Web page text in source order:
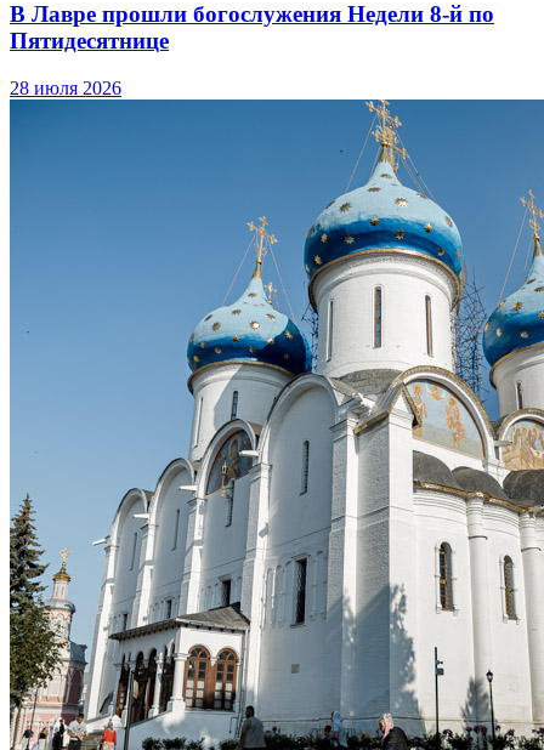
В Лавре прошли богослужения Недели 8-й по
Пятидесятнице
28 июля 2026